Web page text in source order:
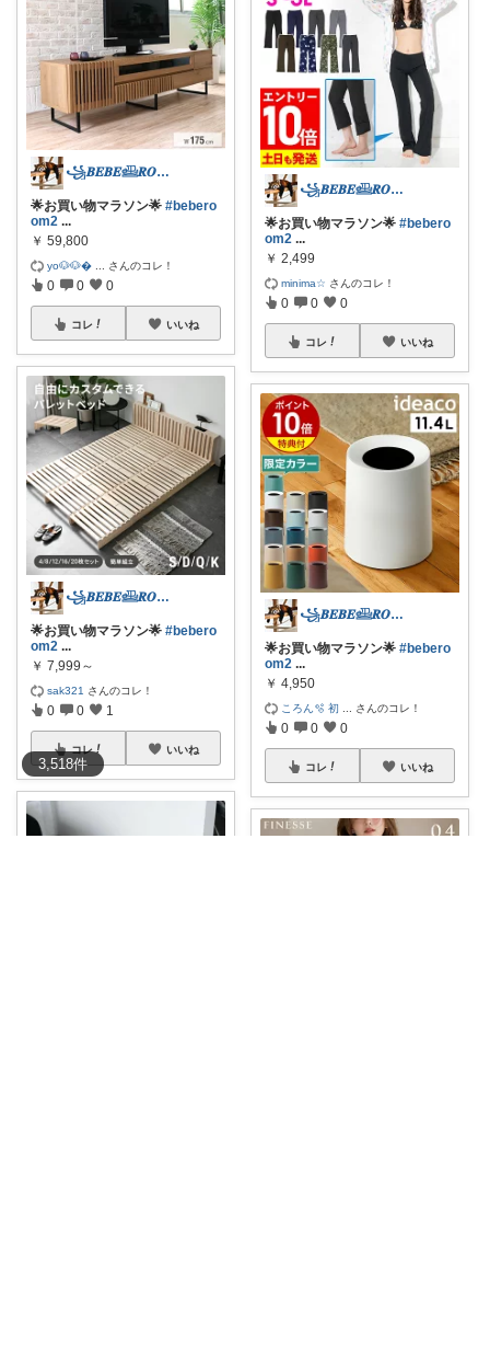
3,518件
꧁𝑩𝑬𝑩𝑬𓊝𝑹𝑶𝑶𝑴꧂
🌟お買い物マラソン🌟 #bebero
om2 ...
￥ 59,800
yo🐶🐶 さんのコレ！
0 0 0
コレ いいね
꧁𝑩𝑬𝑩𝑬𓊝𝑹𝑶𝑶𝑴꧂
🌟お買い物マラソン🌟 #bebero
om2 ...
￥ 7,999～
sak321 さんのコレ！
0 0 1
コレ いいね
꧁𝑩𝑬𝑩𝑬𓊝𝑹𝑶𝑶𝑴꧂
🌟お買い物マラソン🌟 #bebero
om2 ...
￥ 2,499
minima☆ さんのコレ！
0 0 0
コレ いいね
꧁𝑩𝑬𝑩𝑬𓊝𝑹𝑶𝑶𝑴꧂
🌟お買い物マラソン🌟 #bebero
om2 ...
￥ 4,950
ころん🫧 初 さんのコレ！
0 0 0
コレ いいね